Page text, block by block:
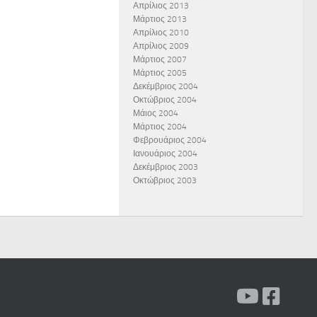
Απρίλιος 2013
Μάρτιος 2013
Απρίλιος 2010
Απρίλιος 2009
Μάρτιος 2007
Μάρτιος 2005
Δεκέμβριος 2004
Οκτώβριος 2004
Μάιος 2004
Μάρτιος 2004
Φεβρουάριος 2004
Ιανουάριος 2004
Δεκέμβριος 2003
Οκτώβριος 2003